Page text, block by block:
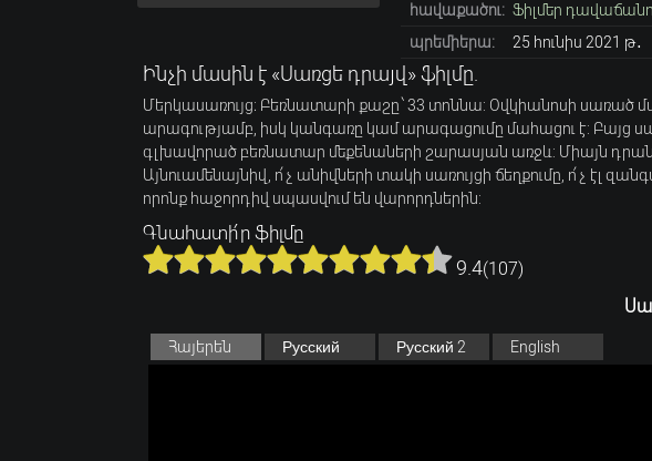
հավաքածու: Ֆիլմեր
պրեմիերա:
25 հունիս 2021 թ․
Ինչի մասին է «Սառցե դրայվ» ֆիլմը.
Մերկասառույց։ Բեռնատարի քաշը ՝ 33 տոննա: Օվկիանոսի սառած
արագությամբ, իսկ կանգառը կամ արագացումը մահացու է: Բայց
գլխավորած բեռնատար մեքենաների շարասյան առջև: Միայն
Այնուամենայնիվ, ո՛չ անիվների տակի սառույցի ճեղքումը, ո՛չ էլ
որոնք հաջորդիվ սպասվում են վարորդներին:
Գնահատի՛ր ֆիլմը
9.4(107)
Հայերեն Русский Русский 2 English